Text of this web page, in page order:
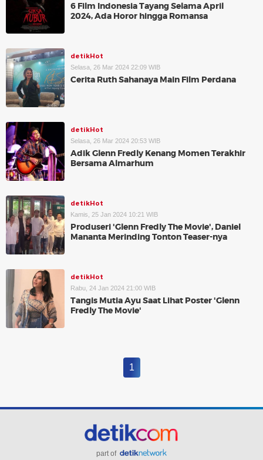
6 Film Indonesia Tayang Selama April
2024, Ada Horor hingga Romansa
detikHot
Selasa, 26 Mar 2024 22:09 WIB
Cerita Ruth Sahanaya Main Film Perdana
detikHot
Selasa, 26 Mar 2024 20:53 WIB
Adik Glenn Fredly Kenang Momen Terakhir
Bersama Almarhum
detikHot
Kamis, 25 Jan 2024 10:21 WIB
Produseri 'Glenn Fredly The Movie', Daniel
Mananta Merinding Tonton Teaser-nya
detikHot
Rabu, 24 Jan 2024 21:00 WIB
Tangis Mutia Ayu Saat Lihat Poster 'Glenn
Fredly The Movie'
1
part of